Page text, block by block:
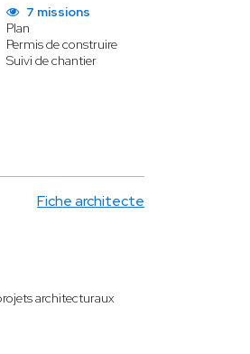
7 missions
Plan
Permis de construire
Suivi de chantier
Fiche architecte
architecturaux